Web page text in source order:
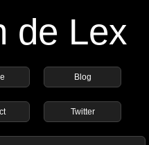
de Lex
Blog
Twitter